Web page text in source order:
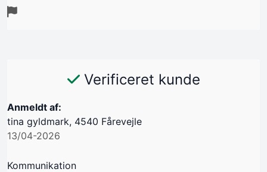
Verificeret kunde
Anmeldt af:
tina gyldmark, 4540 Fårevejle
13/04-2026
Kommunikation